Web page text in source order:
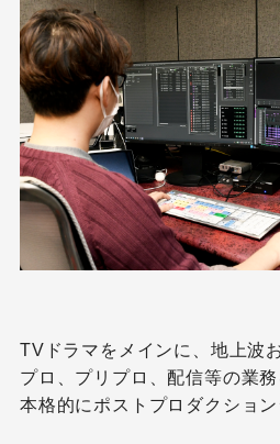
TVドラマをメインに、地上波
プロ、プリプロ、配信等の業
本格的にポストプロダクショ